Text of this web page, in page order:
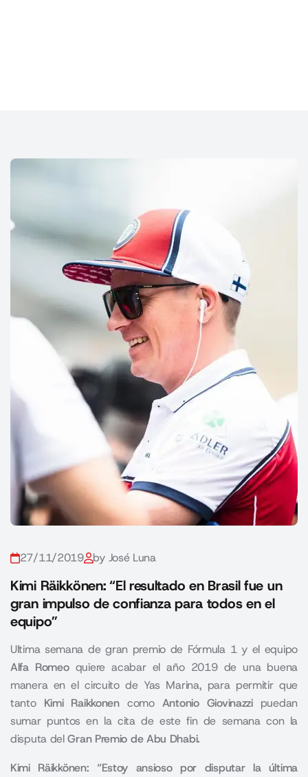
27/11/2019 by José Luna
Kimi Räikkönen: “El resultado en Brasil fue un
gran impulso de confianza para todos en el
equipo”
Ultima semana de gran premio de Fórmula 1 y el equipo
Alfa Romeoquiere acabar el año 2019 de una buena
manera en el circuito de Yas Marina, para permitir que
tanto Kimi Raikkonencomo Antonio Giovinazzipuedan
sumar puntos en la cita de este fin de semana con la
disputa delGran Premio de Abu Dhabi.
Kimi Räikkönen: “Estoy ansioso por disputar la última